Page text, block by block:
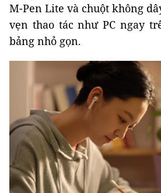
M-Pen Lite và chuột không
vẹn thao tác như PC ngay
bảng nhỏ gọn.